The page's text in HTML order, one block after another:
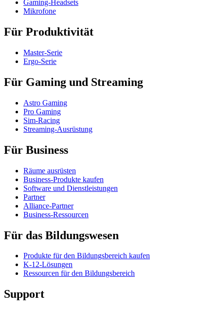
Gaming-Headsets
Mikrofone
Für Produktivität
Master-Serie
Ergo-Serie
Für Gaming und Streaming
Astro Gaming
Pro Gaming
Sim-Racing
Streaming-Ausrüstung
Für Business
Räume ausrüsten
Business-Produkte kaufen
Software und Dienstleistungen
Partner
Alliance-Partner
Business-Ressourcen
Für das Bildungswesen
Produkte für den Bildungsbereich kaufen
K-12-Lösungen
Ressourcen für den Bildungsbereich
Support